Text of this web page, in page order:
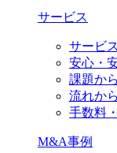
サービス
サービ
安心・
課題か
流れか
手数料
M&A事例